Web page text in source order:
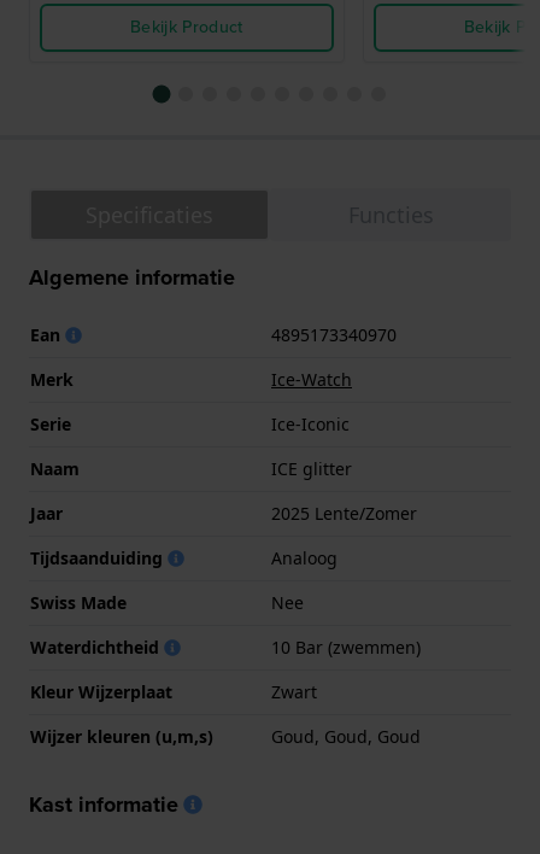
Bekijk Product
Bekijk
Algemene informatie
Ean
4895173340970
Merk
Ice-Watch
Serie
Ice-Iconic
Naam
ICE glitter
Jaar
2025 Lente/Zomer
Tijdsaanduiding
Analoog
Swiss Made
Nee
Waterdichtheid
10 Bar (zwemmen)
Kleur Wijzerplaat
Zwart
Wijzer kleuren (u,m,s)
Goud, Goud, Goud
Kast informatie